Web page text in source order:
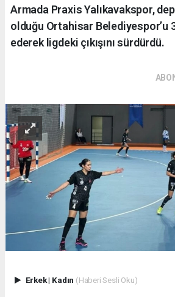
Armada Praxis Yalıkavakspor,
olduğu Ortahisar Belediyespor’u
ederek ligdeki çıkışını sürdürdü.
Erkek| Kadın (Haberi Sesli Oku)